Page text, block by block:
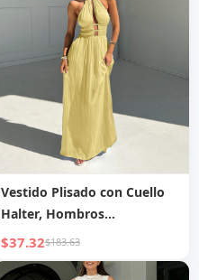
Vestido Plisado con Cuello
Halter, Hombros
Descubiertos y Huecos
$37.32$183.63